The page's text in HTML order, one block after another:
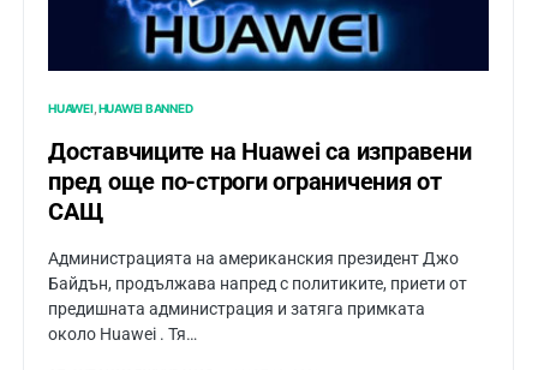
HUAWEI HUAWEI BANNED
Доставчиците на Huawei са изправени
пред още по-строги ограничения от
САЩ
Администрацията на американския президент Джо
Байдън, продължава напред с политиките, приети от
предишната администрация и затяга примката
около Huawei . Тя…